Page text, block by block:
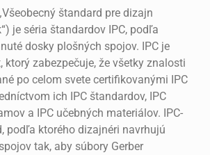
štandard pre dizajn
je séria štandardov IPC, podľa
dosky plošných spojov. IPC je
ktorý zabezpečuje, že všetky znalosti
po celom svete certifikovanými IPC
ich IPC štandardov, IPC
a IPC učebných materiálov. IPC-
podľa ktorého dizajnéri navrhujú
tak, aby súbory Gerber